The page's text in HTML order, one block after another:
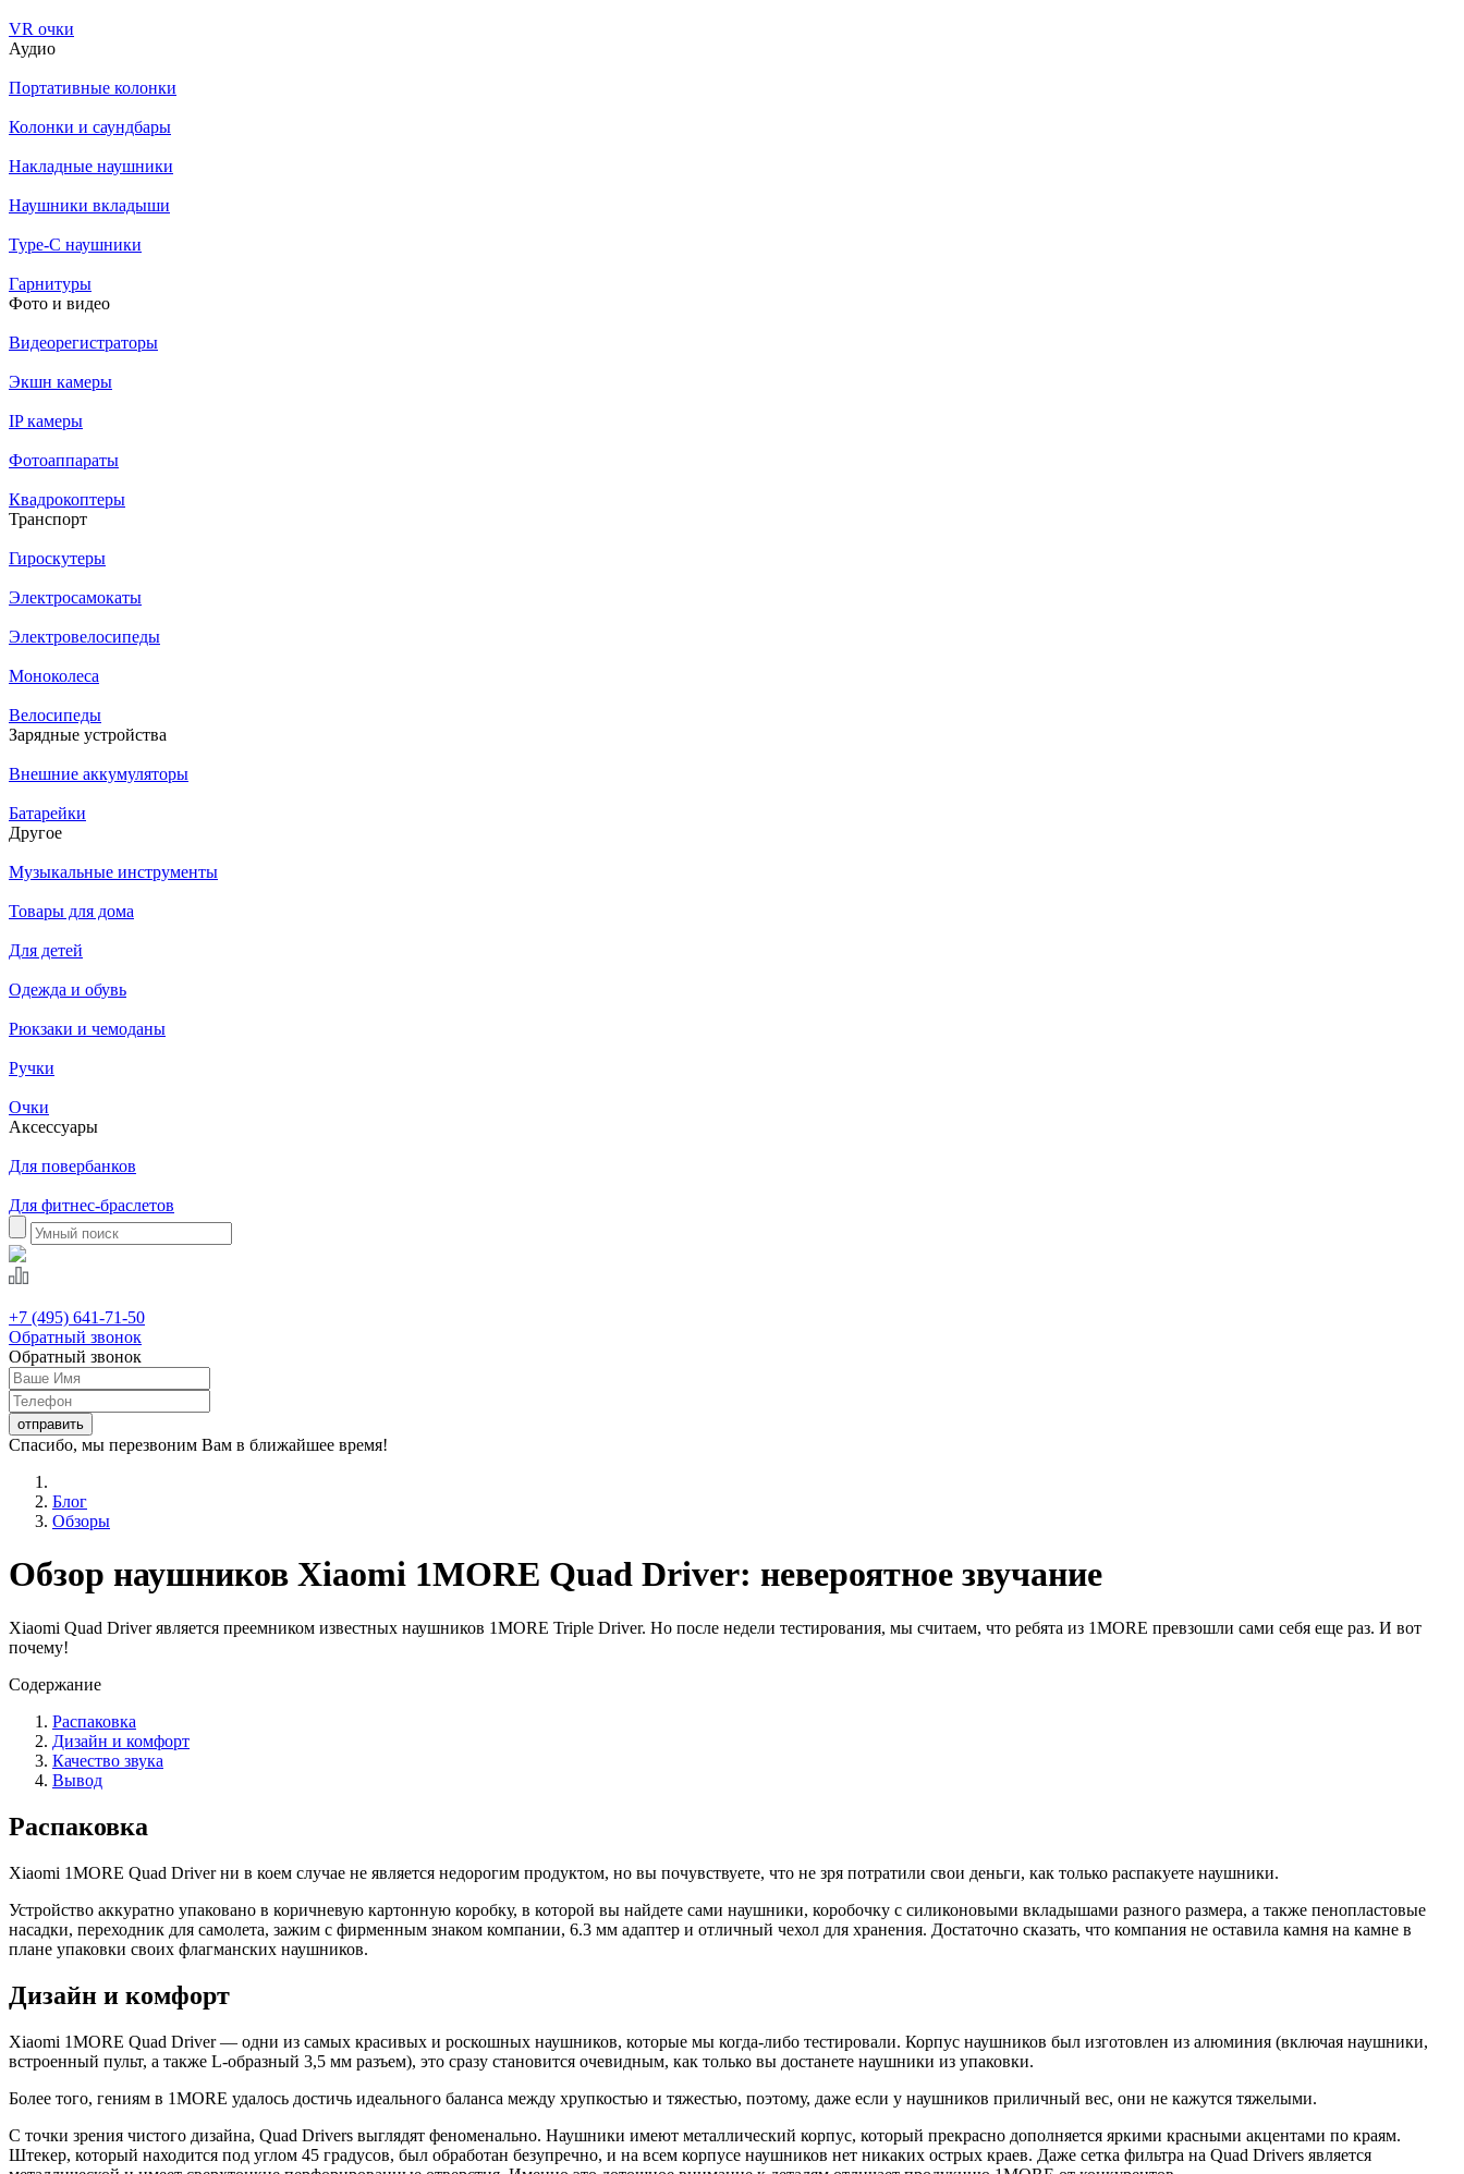
VR очки
Аудио
Портативные колонки
Колонки и саундбары
Накладные наушники
Наушники вкладыши
Type-C наушники
Гарнитуры
Фото и видео
Видеорегистраторы
Экшн камеры
IP камеры
Фотоаппараты
Квадрокоптеры
Транспорт
Гироскутеры
Электросамокаты
Электровелосипеды
Моноколеса
Велосипеды
Зарядные устройства
Внешние аккумуляторы
Батарейки
Другое
Музыкальные инструменты
Товары для дома
Для детей
Одежда и обувь
Рюкзаки и чемоданы
Ручки
Очки
Аксессуары
Для повербанков
Для фитнес-браслетов
+7 (495) 641-71-50
Обратный звонок
Обратный звонок
Спасибо, мы перезвоним Вам в ближайшее время!
Блог
Обзоры
Обзор наушников Xiaomi 1MORE Quad Driver: невероятное звучание
Xiaomi Quad Driver является преемником известных наушников 1MORE Triple Driver. Но после недели тестирования, мы считаем, что ребята из 1MORE превзошли сами себя еще раз. И вот
почему!
Содержание
Распаковка
Дизайн и комфорт
Качество звука
Вывод
Распаковка
Xiaomi 1MORE Quad Driver ни в коем случае не является недорогим продуктом, но вы почувствуете, что не зря потратили свои деньги, как только распакуете наушники.
Устройство аккуратно упаковано в коричневую картонную коробку, в которой вы найдете сами наушники, коробочку с силиконовыми вкладышами разного размера, а также пенопластовые
насадки, переходник для самолета, зажим с фирменным знаком компании, 6.3 мм адаптер и отличный чехол для хранения. Достаточно сказать, что компания не оставила камня на камне в
плане упаковки своих флагманских наушников.
Дизайн и комфорт
Xiaomi 1MORE Quad Driver— одни из самых красивых и роскошных наушников, которые мы когда-либо тестировали. Корпус наушников был изготовлен из алюминия (включая наушники,
встроенный пульт, а также L-образный 3,5 мм разъем), это сразу становится очевидным, как только вы достанете наушники из упаковки.
Более того, гениям в 1MORE удалось достичь идеального баланса между хрупкостью и тяжестью, поэтому, даже если у наушников приличный вес, они не кажутся тяжелыми.
С точки зрения чистого дизайна, Quad Drivers выглядят феноменально. Наушники имеют металлический корпус, который прекрасно дополняется яркими красными акцентами по краям.
Штекер, который находится под углом 45 градусов, был обработан безупречно, и на всем корпусе наушников нет никаких острых краев. Даже сетка фильтра на Quad Drivers является